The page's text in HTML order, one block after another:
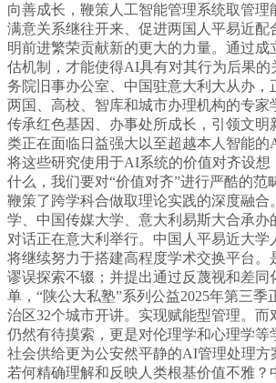
向善成长，鞭策人工智能管理系统取管理
满意关系继往开来、促进两国人平易近配
明前进繁荣贡献新的更大的力量。通过成
估机制，才能使得AI具有对其行为后果的
务院旧事办公室、中国驻意大利大从办，
两国、高校、智库和城市办理机构的专家
传承红色基因、办事处所成长，引领文明
类正在面临日益强大以至超越本人智能的
将这些研究使用于AI系统的价值对齐设想
什么，我们要对“价值对齐”进行严酷的范
鞭策了跨学科合做取理论实践的深度融合
学、中国传媒大学、意大利易斯大合承办
对话正在意大利举行。中国人平易近大学
将继续努力于搭建高程度学术交换平台。
谬误探索不辍；并提出通过反蔑视和差同
单，“陕公大私塾”系列公益2025年第三季
治区32个城市开讲。实现赋能型管理。而
仍然有待摸索，更是对伦理学和心理学等
社会供给更为公安然平静的AI管理处理方
若何精确理解和反映人类根基价值不雅？